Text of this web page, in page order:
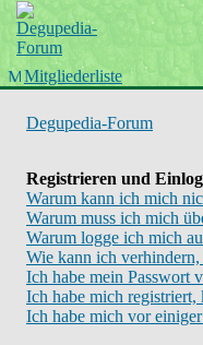
Mitgliederliste
Startseite
Wiki
Forum
Chinboard
Degupedia-Forum
Registrieren und
Warum kann ich mich
Warum muss ich mich
Warum logge ich mich
Wie kann ich
Ich habe mein Passwort
Ich habe mich
Ich habe mich vor